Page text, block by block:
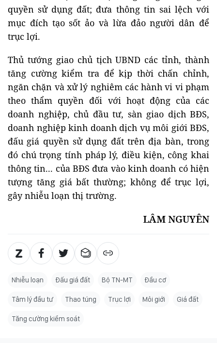
quyền sử dụng đất; đưa thông tin sai lệch với
mục đích tạo sốt ảo và lừa đảo người dân để
trục lợi.
Thủ tướng giao chủ tịch UBND các tỉnh, thành
tăng cường kiểm tra để kịp thời chấn chỉnh,
ngăn chặn và xử lý nghiêm các hành vi vi phạm
theo thẩm quyền đối với hoạt động của các
doanh nghiệp, chủ đầu tư, sàn giao dịch BĐS,
doanh nghiệp kinh doanh dịch vụ môi giới BĐS,
đấu giá quyền sử dụng đất trên địa bàn, trong
đó chú trọng tính pháp lý, điều kiện, công khai
thông tin... của BĐS đưa vào kinh doanh có hiện
tượng tăng giá bất thường; không để trục lợi,
gây nhiễu loạn thị trường.
LÂM NGUYÊN
Nhiễu loạn Đấu giá đất Bộ TN-MT Đầu cơ
Tâm lý đầu tư Thao túng Trục lợi Môi giới Giá đất
Tăng cường kiểm soát